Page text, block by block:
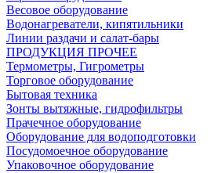
Весовое оборудование
Водонагреватели, кипятильники
Линии раздачи и салат-бары
ПРОДУКЦИЯ ПРОЧЕЕ
Термометры, Гигрометры
Торговое оборудование
Бытовая техника
Зонты вытяжные, гидрофильтры
Прачечное оборудование
Оборудование для водоподготовки
Посудомоечное оборудование
Упаковочное оборудование